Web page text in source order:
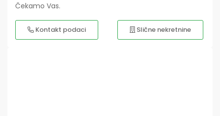
Čekamo Vas.
Kontakt podaci Slične nekretnine